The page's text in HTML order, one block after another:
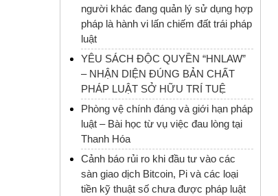
người khác đang quản lý sử dụng hợp
pháp là hành vi lấn chiếm đất trái pháp
luật
YÊU SÁCH ĐỘC QUYỀN “HNLAW”
– NHẬN DIỆN ĐÚNG BẢN CHẤT
PHÁP LUẬT SỞ HỮU TRÍ TUỆ
Phòng vệ chính đáng và giới hạn pháp
luật – Bài học từ vụ việc đau lòng tại
Thanh Hóa
Cảnh báo rủi ro khi đầu tư vào các
sàn giao dịch Bitcoin, Pi và các loại
tiền kỹ thuật số chưa được pháp luật